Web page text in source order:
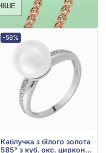
-56%
Каблучка з білого золота
585° з куб. окс. цирконію